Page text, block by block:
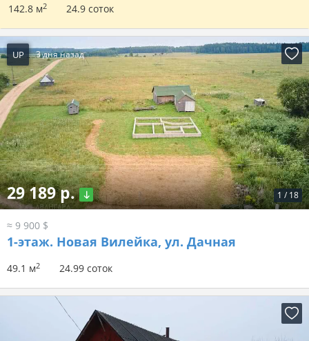
142.8 м2 24.9 соток
UP 3 дня назад
1 / 18
29 189 р.
≈ 9 900 $
1-этаж. Новая Вилейка, ул. Дачная
49.1 м2 24.99 соток